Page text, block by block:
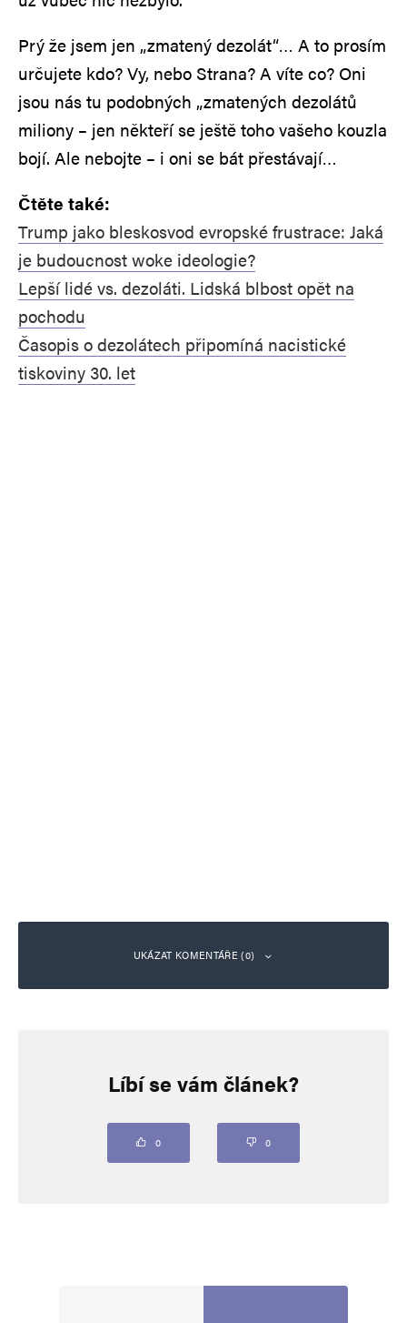
Prý že jsem jen „zmatený dezolát“… A to prosím
určujete kdo? Vy, nebo Strana? A víte co? Oni
jsou nás tu podobných „zmatených dezolátů
miliony – jen někteří se ještě toho vašeho kouzla
bojí. Ale nebojte – i oni se bát přestávají…
Čtěte také:
Trump jako bleskosvod evropské frustrace: Jaká
je budoucnost woke ideologie?
Lepší lidé vs. dezoláti. Lidská blbost opět na
pochodu
Časopis o dezolátech připomíná nacistické
tiskoviny 30. let
UKÁZAT KOMENTÁŘE (0)
Vaše e-mailová adresa nebude zveřejněna. Vyžadované informace jsou
Líbí se vám článek?
0 0